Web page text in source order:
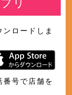
リ
ロードしま
番号で店舗を